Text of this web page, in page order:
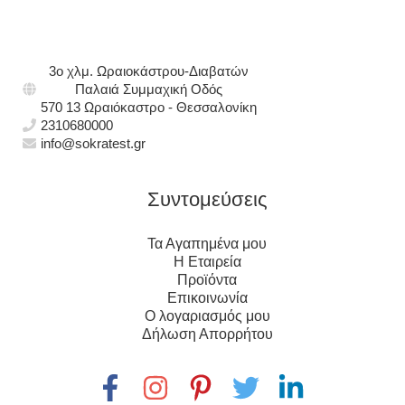
3ο χλμ. Ωραιοκάστρου-Διαβατών
Παλαιά Συμμαχική Οδός
570 13 Ωραιόκαστρο - Θεσσαλονίκη
2310680000
info@sokratest.gr
Συντομεύσεις
Τα Αγαπημένα μου
Η Εταιρεία
Προϊόντα
Επικοινωνία
Ο λογαριασμός μου
Δήλωση Απορρήτου